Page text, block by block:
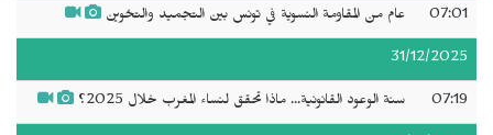
07:01 عام من المقاومة النسوية في تونس بين التجميد والتخوين
31/12/2025
07:19 سنة الوعود القانونية... ماذا تحقق لنساء المغرب خلال 2025؟